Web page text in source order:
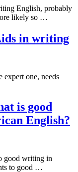
English, probably
likely so …
in writing
expert one, needs
is good
English?
good writing in
to good …